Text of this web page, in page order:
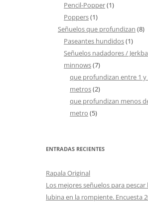
Pencil-Popper(1)
Poppers(1)
Señuelos que profundizan (8)
Paseantes hundidos(1)
Señuelos nadadores /
minnows(7)
que profundizan entre 1 y
metros(2)
que profundizan menos
metro (5)
ENTRADAS RECIENTES
Rapala Original
Los mejores señuelos para pescar
lubina en la rompiente. Encuesta